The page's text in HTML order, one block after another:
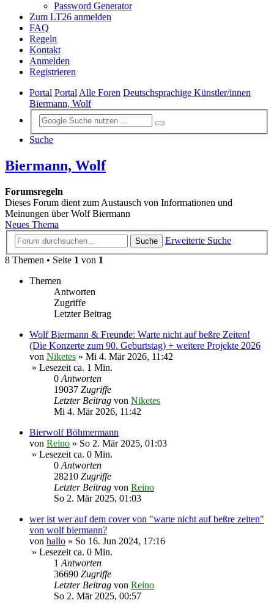
Password Generator
Zum LT26 anmelden
FAQ
Regeln
Kontakt
Anmelden
Registrieren
Portal PortalAlle Foren Deutschsprachige Künstler/innen
Biermann, Wolf
Suche
Biermann, Wolf
Forumsregeln
Dieses Forum dient zum Austausch von Informationen und
Meinungen über Wolf Biermann
Neues Thema
Suche
Erweiterte Suche
8 Themen • Seite 1 von 1
Themen
Antworten
Zugriffe
Letzter Beitrag
Wolf Biermann & Freunde: Warte nicht auf beßre Zeiten!
(Die Konzerte zum 90. Geburtstag) + weitere Projekte 2026
von Niketes » Mi 4. Mär 2026, 11:42
» Lesezeit ca. 1 Min.
0Antworten
19037 Zugriffe
Letzter Beitrag von Niketes
Mi 4. Mär 2026, 11:42
Bierwolf Böhmermann
von Reino » So 2. Mär 2025, 01:03
» Lesezeit ca. 0 Min.
0Antworten
28210 Zugriffe
Letzter Beitrag von Reino
So 2. Mär 2025, 01:03
wer ist wer auf dem cover von "warte nicht auf beßre zeiten"
von wolf biermann?
von hallo » So 16. Jun 2024, 17:16
» Lesezeit ca. 0 Min.
1Antworten
36690 Zugriffe
Letzter Beitrag von Reino
So 2. Mär 2025, 00:57